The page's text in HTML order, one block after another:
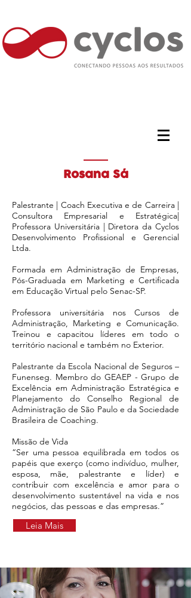
Rosana Sá
Palestrante | Coach Executiva e de Carreira |
Consultora Empresarial e Estratégica|
Professora Universitária | Diretora da Cyclos
Desenvolvimento Profissional e Gerencial
Ltda.
Formada em Administração de Empresas,
Pós-Graduada em Marketing e Certificada
em Educação Virtual pelo Senac-SP.
Professora universitária nos Cursos de
Administração, Marketing e Comunicação.
Treinou e capacitou líderes em todo o
território nacional e também no Exterior.
Palestrante da Escola Nacional de Seguros –
Funenseg. Membro do GEAEP - Grupo de
Excelência em Administração Estratégica e
Planejamento do Conselho Regional de
Administração de São Paulo e da Sociedade
Brasileira de Coaching.
Missão de Vida
“Ser uma pessoa equilibrada em todos os
papéis que exerço (como indivíduo, mulher,
esposa, mãe, palestrante e líder) e
contribuir com excelência e amor para o
desenvolvimento sustentável na vida e nos
negócios, das pessoas e das empresas.”
Leia Mais